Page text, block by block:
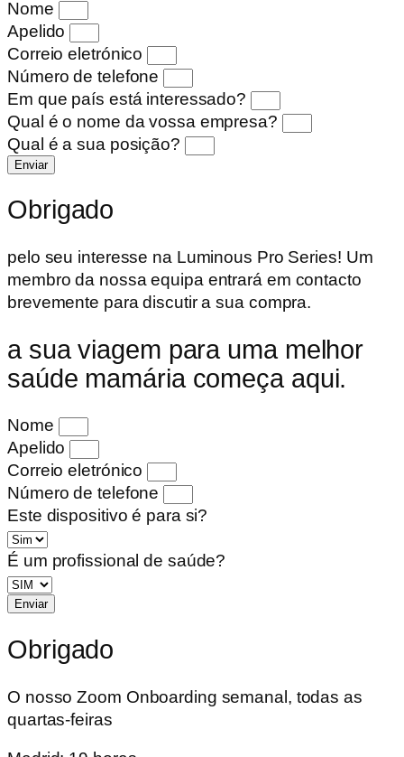
Nome
Apelido
Correio eletrónico
Número de telefone
Em que país está interessado?
Qual é o nome da vossa empresa?
Qual é a sua posição?
Enviar
Obrigado
pelo seu interesse na Luminous Pro Series! Um
membro da nossa equipa entrará em contacto
brevemente para discutir a sua compra.
a sua viagem para uma melhor
saúde mamária começa aqui.
Nome
Apelido
Correio eletrónico
Número de telefone
Este dispositivo é para si?
É um profissional de saúde?
Enviar
Obrigado
O nosso Zoom Onboarding semanal, todas as
quartas-feiras